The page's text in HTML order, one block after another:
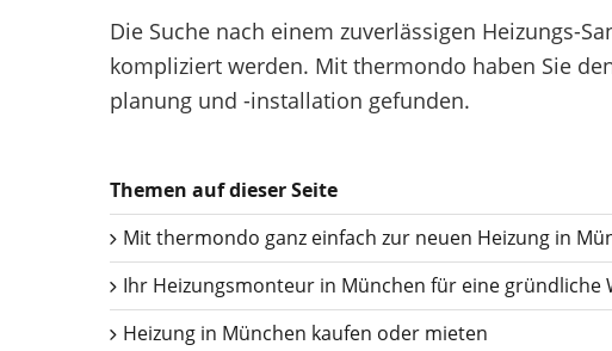
Die Suche nach einem zuverlässigen Heizungs-
kompliziert werden. Mit thermondo haben Sie
planung und -installation gefunden.
Themen auf dieser Seite
Mit thermondo ganz einfach zur neuen Heizung in
Ihr Heizungsmonteur in München für eine gründliche
Heizung in München kaufen oder mieten